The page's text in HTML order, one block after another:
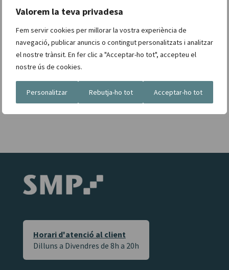
Valorem la teva privadesa
Fem servir cookies per millorar la vostra experiència de
navegació, publicar anuncis o contingut personalitzats i analitzar
el nostre trànsit. En fer clic a "Acceptar-ho tot", accepteu el
nostre ús de cookies.
Personalitzar Rebutja-ho tot Acceptar-ho tot
SMP Vilanova presenta la nova Unitat del Dolor amb
SMP impulsa a Sitges una nova unitat de medicina
esportiva d’alt nivell
Pantalles i desenvolupament del llenguatge
Horari d'atenció al client
Dilluns a Divendres de 8h a 20h